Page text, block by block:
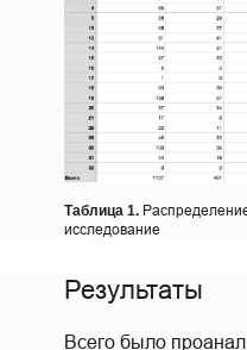
Таблица 1.
исследование
Результаты
Всего было